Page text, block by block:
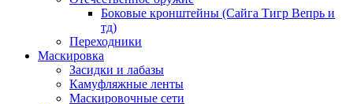
Боковые кронштейны (Сайга Тигр Вепрь и
тд)
Переходники
Маскировка
Засидки и лабазы
Камуфляжные ленты
Маскировочные сети